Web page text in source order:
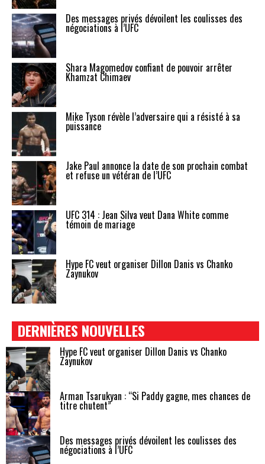
Des messages privés dévoilent les coulisses des
négociations à l’UFC
Shara Magomedov confiant de pouvoir arrêter
Khamzat Chimaev
Mike Tyson révèle l’adversaire qui a résisté à sa
puissance
Jake Paul annonce la date de son prochain combat
et refuse un vétéran de l’UFC
UFC 314 : Jean Silva veut Dana White comme
témoin de mariage
Hype FC veut organiser Dillon Danis vs Chanko
Zaynukov
DERNIÈRES NOUVELLES
Hype FC veut organiser Dillon Danis vs Chanko
Zaynukov
Arman Tsarukyan : “Si Paddy gagne, mes chances de
titre chutent”
Des messages privés dévoilent les coulisses des
négociations à l’UFC